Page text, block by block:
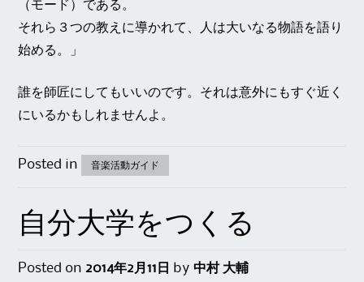
（モード）である。
それら３つの教えに導かれて、人は大いなる物語を語り
始める。」
誰を師匠にしてもいいのです。それは意外にもすぐ近く
にいるかもしれませんよ。
Posted in 音楽活動ガイド
自分大学をつくる
Posted on 2014年2月11日 by中村 大輔